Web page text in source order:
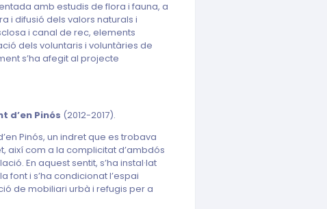
amb estudis de flora i fauna, a
i difusió dels valors naturals i
i canal de rec, elements
dels voluntaris i voluntàries de
s’ha afegit al projecte
d’en Pinós (2012-2017).
Pinós, un indret que es trobava
així com a la complicitat d’ambdós
En aquest sentit, s’ha instal·lat
font i s’ha condicionat l’espai
de mobiliari urbà i refugis per a